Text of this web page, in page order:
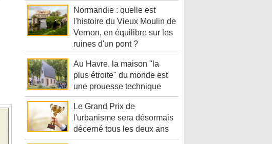
Normandie : quelle est
l'histoire du Vieux Moulin de
Vernon, en équilibre sur les
ruines d'un pont ?
Au Havre, la maison "la
plus étroite" du monde est
une prouesse technique
Le Grand Prix de
l'urbanisme sera désormais
décerné tous les deux ans